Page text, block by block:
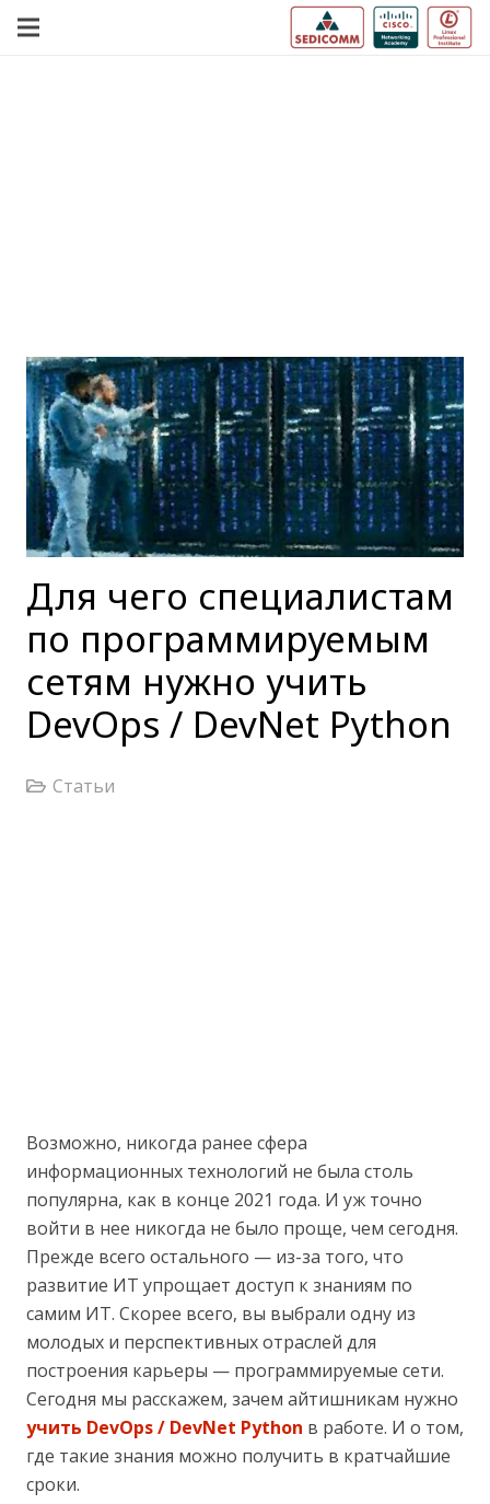
Для чего специалистам
по программируемым
сетям нужно учить
DevOps / DevNet Python
Статьи
Возможно, никогда ранее сфера
информационных технологий не была столь
популярна, как в конце 2021 года. И уж точно
войти в нее никогда не было проще, чем сегодня.
Прежде всего остального — из-за того, что
развитие ИТ упрощает доступ к знаниям по
самим ИТ. Скорее всего, вы выбрали одну из
молодых и перспективных отраслей для
построения карьеры — программируемые сети.
Сегодня мы расскажем, зачем айтишникам нужно
учить DevOps / DevNet Python в работе. И о том,
где такие знания можно получить в кратчайшие
сроки.